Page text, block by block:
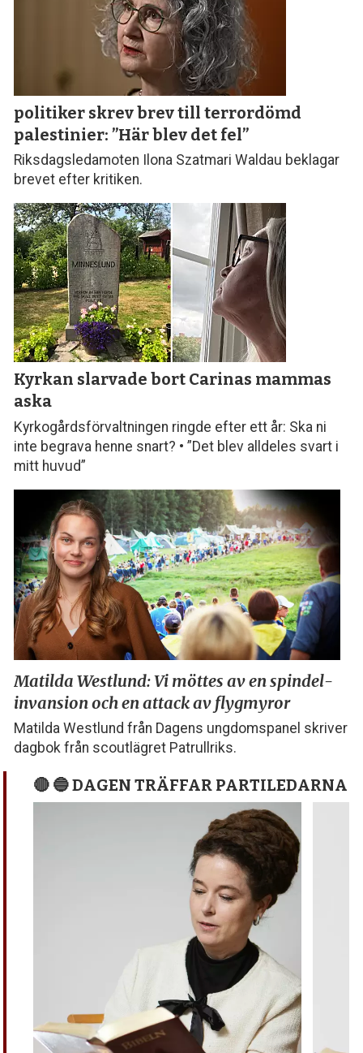
politiker skrev brev till terror­dömd
palestinier: ”Här blev det fel”
Riksdagsledamoten Ilona Szatmari Waldau beklagar
brevet efter kritiken.
Kyrkan slarvade bort Carinas mammas
aska
Kyrkogårdsförvaltningen ringde efter ett år: Ska ni
inte begrava henne snart? • ”Det blev alldeles svart i
mitt huvud”
Matilda Westlund: Vi möttesav en spindel­­
invansion ochen attack av flygmyror
Matilda Westlund från Dagens ungdomspanel skriver
dagbok från scoutlägret Patrullriks.
🔴 🔵 DAGEN TRÄFFAR PARTILEDARNA